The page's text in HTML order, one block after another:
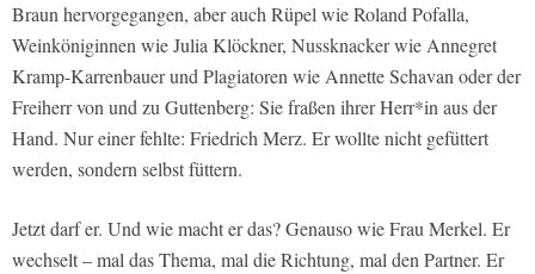
Braun hervorgegangen, aber auch Rüpel wie Roland Pofalla,
Weinköniginnen wie Julia Klöckner, Nussknacker wie Annegret
Kramp-Karrenbauer und Plagiatoren wie Annette Schavan oder der
Freiherr von und zu Guttenberg: Sie fraßen ihrer Herr*in aus der
Hand. Nur einer fehlte: Friedrich Merz. Er wollte nicht gefüttert
werden, sondern selbst füttern.
Jetzt darf er. Und wie macht er das? Genauso wie Frau Merkel. Er
wechselt – mal das Thema, mal die Richtung, mal den Partner. Er